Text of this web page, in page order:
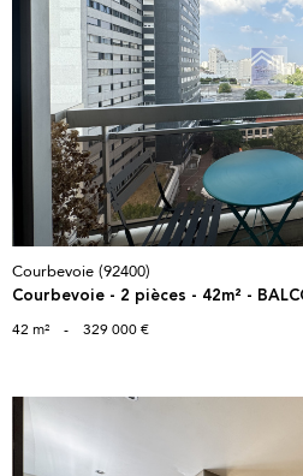
voir
Courbevoie (92400)
Courbevoie - 2 pièces - 42m² -
42 m² - 329 000 €